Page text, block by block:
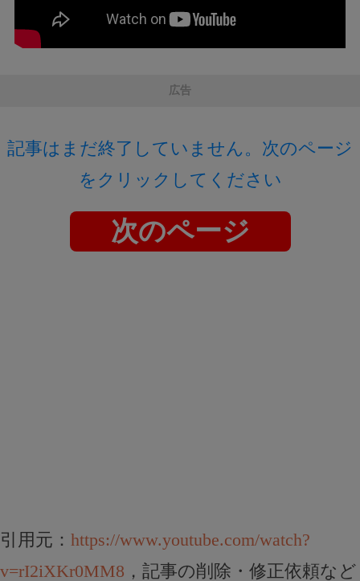
広告
記事はまだ終了していません。次のページ
をクリックしてください
次のページ
引用元： https://www.youtube.com/watch?
v=rI2iXKr0MM8 ，記事の削除・修正依頼など